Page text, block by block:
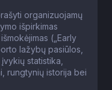
organizuojamų
išpirkimas
(„Early
lažybų pasiūlos,
statistika,
rungtynių istorija bei